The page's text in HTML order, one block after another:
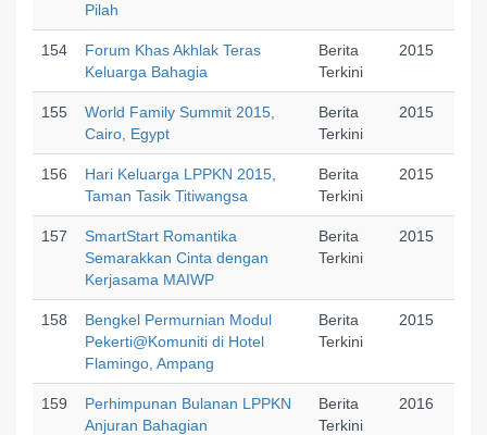
Pilah
154
Forum Khas Akhlak Teras
Keluarga Bahagia
Berita
Terkini
2015
155
World Family Summit 2015,
Cairo, Egypt
Berita
Terkini
2015
156
Hari Keluarga LPPKN 2015,
Taman Tasik Titiwangsa
Berita
Terkini
2015
157
SmartStart Romantika
Semarakkan Cinta dengan
Kerjasama MAIWP
Berita
Terkini
2015
158
Bengkel Permurnian Modul
Pekerti@Komuniti di Hotel
Flamingo, Ampang
Berita
Terkini
2015
159
Perhimpunan Bulanan LPPKN
Anjuran Bahagian
Berita
Terkini
2016